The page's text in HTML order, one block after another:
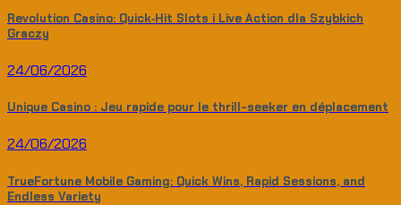
Revolution Casino: Quick‑Hit Slots i Live Action dla Szybkich
Graczy
24/06/2026
Unique Casino : Jeu rapide pour le thrill-seeker en déplacement
24/06/2026
TrueFortune Mobile Gaming: Quick Wins, Rapid Sessions, and
Endless Variety